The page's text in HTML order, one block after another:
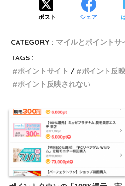
ポスト シェア
CATEGORY : マイルとポイントサ
TAGS :
ポイントサイト
ポイント反映
ポイント反映されない